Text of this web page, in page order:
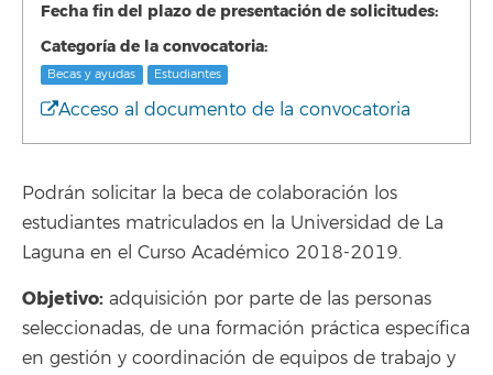
Fecha fin del plazo de presentación de solicitudes:
Categoría de la convocatoria:
Becas y ayudas Estudiantes
Acceso al documento de la convocatoria
Podrán solicitar la beca de colaboración los
estudiantes matriculados en la Universidad de La
Laguna en el Curso Académico 2018-2019.
Objetivo: adquisición por parte de las personas
seleccionadas, de una formación práctica específica
en gestión y coordinación de equipos de trabajo y